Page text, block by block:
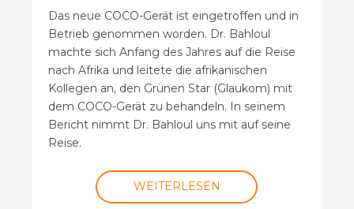
Das neue COCO-Gerät ist eingetroffen und in
Betrieb genommen worden. Dr. Bahloul
machte sich Anfang des Jahres auf die Reise
nach Afrika und leitete die afrikanischen
Kollegen an, den Grünen Star (Glaukom) mit
dem COCO-Gerät zu behandeln. In seinem
Bericht nimmt Dr. Bahloul uns mit auf seine
Reise.
WEITERLESEN